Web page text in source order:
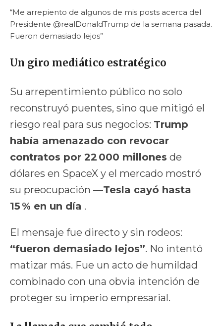
“Me arrepiento de algunos de mis posts acerca del
Presidente @realDonaldTrump de la semana pasada.
Fueron demasiado lejos”
Un giro mediático estratégico
Su arrepentimiento público no solo
reconstruyó puentes, sino que mitigó el
riesgo real para sus negocios: Trump
había amenazado con revocar
contratos por 22 000 millones de
dólares en SpaceX y el mercado mostró
su preocupación —Tesla cayó hasta
15 % en un día .
El mensaje fue directo y sin rodeos:
“fueron demasiado lejos”. No intentó
matizar más. Fue un acto de humildad
combinado con una obvia intención de
proteger su imperio empresarial.